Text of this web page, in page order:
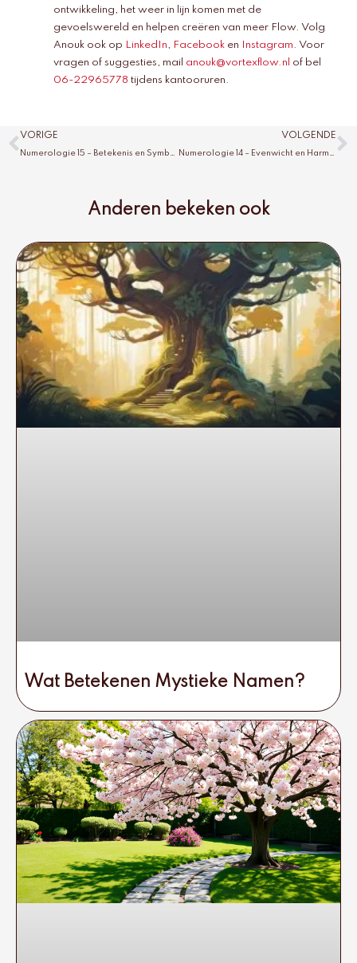
ontwikkeling, het weer in lijn komen met de
gevoelswereld en helpen creëren van meer Flow. Volg
Anouk ook op LinkedIn, Facebook en Instagram. Voor
vragen of suggesties, mail anouk@vortexflow.nl
of bel
06-22965778 tijdens kantooruren.
Vorige
VORIGE
Numerologie 15 – Betekenis en Symboliek
VOLGENDE
Numerologie 14 – Evenwicht en Harmonie
Anderen bekeken ook
Wat Betekenen Mystieke Namen?